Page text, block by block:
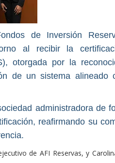
de Inversión
al recibir la
otorgada por la
de un sistema alineado
administradora de
reafirmando su
de AFI Reservas, y